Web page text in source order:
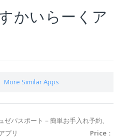
すかいらーくア
More Similar Apps
ゼパスポート－簡単お手入れ予約、
情報アプリ
Price ：